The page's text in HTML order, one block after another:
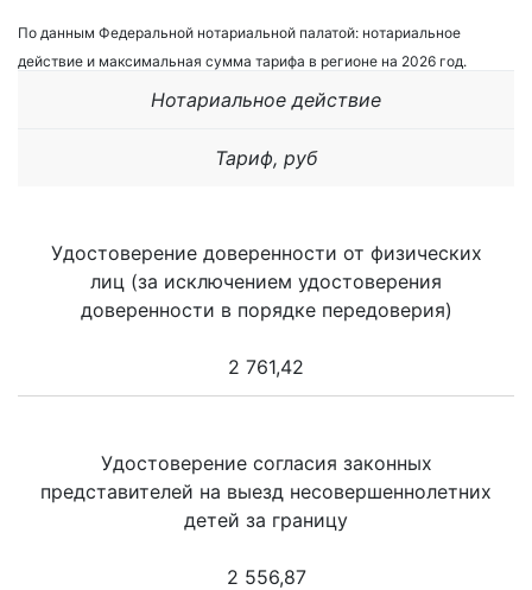
По данным Федеральной нотариальной палатой: нотариальное
действие и максимальная сумма тарифа в регионе на 2026 год.
Нотариальное действие
Тариф, руб
Удостоверение доверенности от физических
лиц (за исключением удостоверения
доверенности в порядке передоверия)
2 761,42
Удостоверение согласия законных
представителей на выезд несовершеннолетних
детей за границу
2 556,87